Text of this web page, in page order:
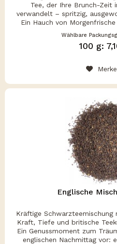
Tee, der Ihre Brunch-Zeit
verwandelt – spritzig,
Ein Hauch von
Wählbare
100 g:
Englische
Kräftige Schwarzteemischung
Kraft, Tiefe und britische
Ein Genussmoment zum
englischen Nachmittag vor: